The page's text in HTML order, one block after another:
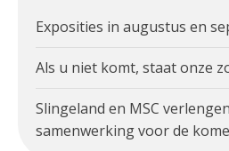
Exposities in augustus en
Als u niet komt, staat onze
Slingeland en MSC verlengen
samenwerking voor de